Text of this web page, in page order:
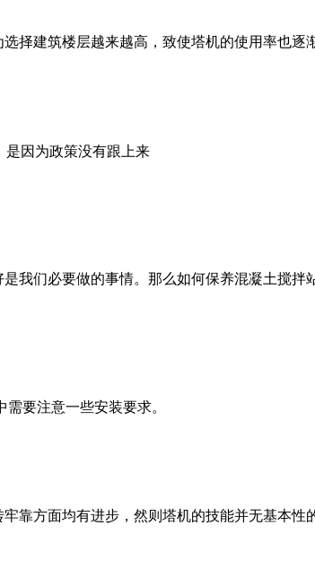
择建筑楼层越来越高，致使塔机的使用率也逐
是因为政策没有跟上来
我们必要做的事情。那么如何保养混凝土搅拌
要注意一些安装要求。
靠方面均有进步，然则塔机的技能并无基本性